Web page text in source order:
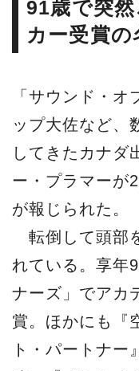
91歳で突
カー受賞
「サウンド・
ップ大佐など、
してきたカナダ
ー・プラマーが
が報じられた。
転倒して頭部
れている。享年
ナーズ」でアカ
賞。ほかにも『
ト・パートナー